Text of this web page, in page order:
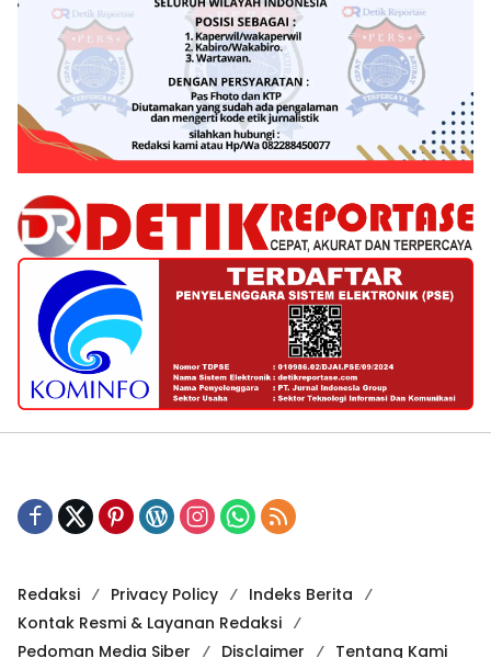
Redaksi Privacy Policy
Indeks Berita
Kontak Resmi & Layanan Redaksi
Pedoman Media Siber
Disclaimer Tentang Kami